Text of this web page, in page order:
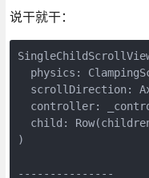
说干就干：
physics:
scrollDirection:
controller:
child:
)
---------------